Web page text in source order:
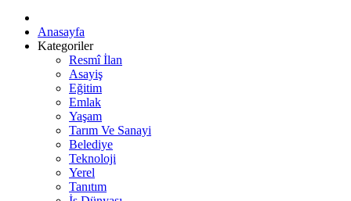
Anasayfa
Kategoriler
Resmî İlan
Asayiş
Eğitim
Emlak
Yaşam
Tarım Ve Sanayi
Belediye
Teknoloji
Yerel
Tanıtım